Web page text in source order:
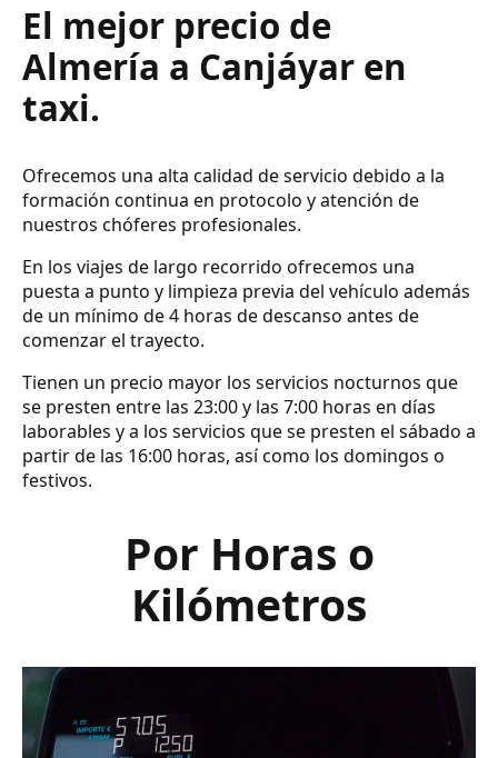
El mejor precio de
Almería a Canjáyar en
taxi.
Ofrecemos una alta calidad de servicio debido a la
formación continua en protocolo y atención de
nuestros chóferes profesionales.
En los viajes de largo recorrido ofrecemos una
puesta a punto y limpieza previa del vehículo además
de un mínimo de 4 horas de descanso antes de
comenzar el trayecto.
Tienen un precio mayor los servicios nocturnos que
se presten entre las 23:00 y las 7:00 horas en días
laborables y a los servicios que se presten el sábado a
partir de las 16:00 horas, así como los domingos o
festivos.
Por Horas o
Kilómetros